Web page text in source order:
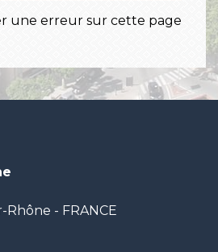
une erreur sur cette page
- FRANCE